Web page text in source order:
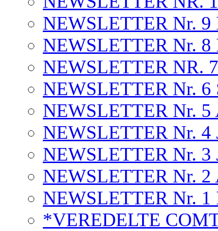
NEWSLETTER Nr.
NEWSLETTER Nr.
NEWSLETTER NR.
NEWSLETTER Nr. 6
NEWSLETTER Nr. 5
NEWSLETTER Nr. 4
NEWSLETTER Nr. 3
NEWSLETTER Nr.
NEWSLETTER Nr. 1
*VEREDELTE